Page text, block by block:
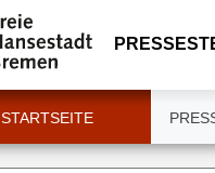
STARTSEITE